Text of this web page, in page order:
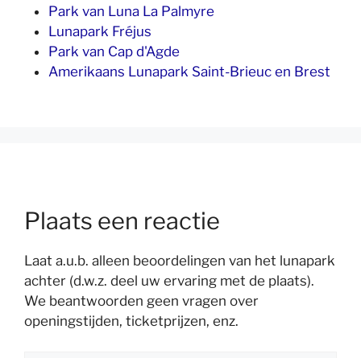
Park van Luna La Palmyre
Lunapark Fréjus
Park van Cap d'Agde
Amerikaans Lunapark Saint-Brieuc en Brest
Plaats een reactie
Laat a.u.b. alleen beoordelingen van het lunapark
achter (d.w.z. deel uw ervaring met de plaats).
We beantwoorden geen vragen over
openingstijden, ticketprijzen, enz.